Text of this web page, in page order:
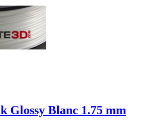
Glossy Blanc 1.75 mm